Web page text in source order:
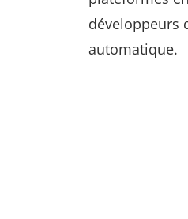
développeurs
automatique.